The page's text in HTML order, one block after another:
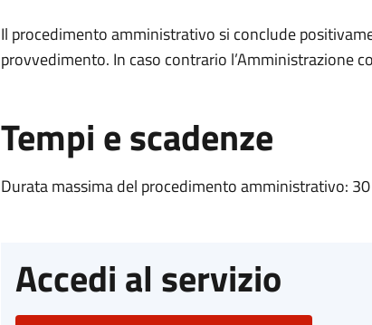
Il procedimento amministrativo si conclude
provvedimento. In caso contrario l’Amministrazione
Tempi e scadenze
Durata massima del procedimento amministrativo:
Accedi al servizio